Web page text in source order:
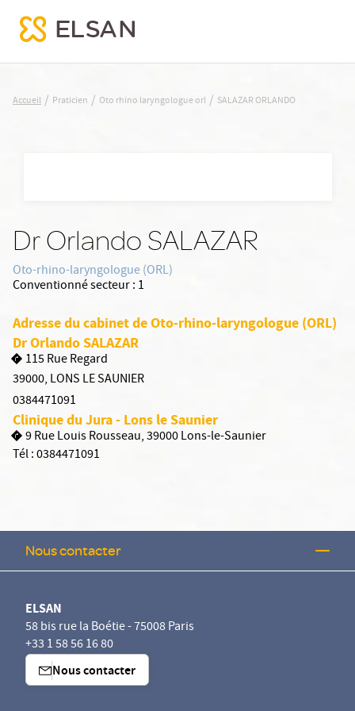
SALAZAR ORLANDO
Accueil / Praticien / Oto rhino laryngologue orl / SALAZAR ORLANDO
Dr Orlando SALAZAR
Oto-rhino-laryngologue (ORL)
Conventionné secteur : 1
Adresse du cabinet de Oto-rhino-laryngologue (ORL)
Dr Orlando SALAZAR
115 Rue Regard
39000, LONS LE SAUNIER
0384471091
Clinique du Jura - Lons le Saunier
9 Rue Louis Rousseau, 39000 Lons-le-Saunier
Tél :0384471091
Nous contacter
ELSAN
58 bis rue la Boétie - 75008 Paris
+33 1 58 56 16 80
Nous contacter